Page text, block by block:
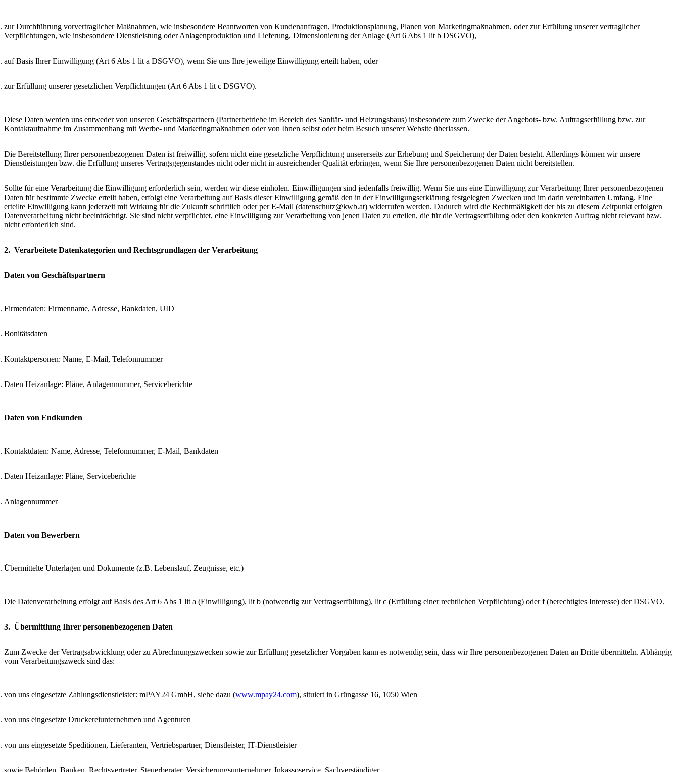
zur Durchführung vorvertraglicher Maßnahmen, wie insbesondere Beantworten von Kundenanfragen, Produktionsplanung, Planen von Marketingmaßnahmen, oder zur Erfüllung unserer vertraglicher
Verpflichtungen, wie insbesondere Dienstleistung oder Anlagenproduktion und Lieferung, Dimensionierung der Anlage (Art 6 Abs 1 lit b DSGVO),
auf Basis Ihrer Einwilligung (Art 6 Abs 1 lit a DSGVO), wenn Sie uns Ihre jeweilige Einwilligung erteilt haben, oder
zur Erfüllung unserer gesetzlichen Verpflichtungen (Art 6 Abs 1 lit c DSGVO).
Diese Daten werden uns entweder von unseren Geschäftspartnern (Partnerbetriebe im Bereich des Sanitär- und Heizungsbaus) insbesondere zum Zwecke der Angebots- bzw. Auftragserfüllung bzw. zur
Kontaktaufnahme im Zusammenhang mit Werbe- und Marketingmaßnahmen oder von Ihnen selbst oder beim Besuch unserer Website überlassen.
Die Bereitstellung Ihrer personenbezogenen Daten ist freiwillig, sofern nicht eine gesetzliche Verpflichtung unsererseits zur Erhebung und Speicherung der Daten besteht. Allerdings können wir unsere
Dienstleistungen bzw. die Erfüllung unseres Vertragsgegenstandes nicht oder nicht in ausreichender Qualität erbringen, wenn Sie Ihre personenbezogenen Daten nicht bereitstellen.
Sollte für eine Verarbeitung die Einwilligung erforderlich sein, werden wir diese einholen. Einwilligungen sind jedenfalls freiwillig. Wenn Sie uns eine Einwilligung zur Verarbeitung Ihrer personenbezogenen
Daten für bestimmte Zwecke erteilt haben, erfolgt eine Verarbeitung auf Basis dieser Einwilligung gemäß den in der Einwilligungserklärung festgelegten Zwecken und im darin vereinbarten Umfang. Eine
erteilte Einwilligung kann jederzeit mit Wirkung für die Zukunft schriftlich oder per E-Mail (datenschutz@kwb.at) widerrufen werden. Dadurch wird die Rechtmäßigkeit der bis zu diesem Zeitpunkt erfolgten
Datenverarbeitung nicht beeinträchtigt. Sie sind nicht verpflichtet, eine Einwilligung zur Verarbeitung von jenen Daten zu erteilen, die für die Vertragserfüllung oder den konkreten Auftrag nicht relevant bzw.
nicht erforderlich sind.
2. Verarbeitete Datenkategorien und Rechtsgrundlagen der Verarbeitung
Daten von Geschäftspartnern
Firmendaten: Firmenname, Adresse, Bankdaten, UID
Bonitätsdaten
Kontaktpersonen: Name, E-Mail, Telefonnummer
Daten Heizanlage: Pläne, Anlagennummer, Serviceberichte
Daten von Endkunden
Kontaktdaten: Name, Adresse, Telefonnummer, E-Mail, Bankdaten
Daten Heizanlage: Pläne, Serviceberichte
Anlagennummer
Daten von Bewerbern
Übermittelte Unterlagen und Dokumente (z.B. Lebenslauf, Zeugnisse, etc.)
Die Datenverarbeitung erfolgt auf Basis des Art 6 Abs 1 lit a (Einwilligung), lit b (notwendig zur Vertragserfüllung), lit c (Erfüllung einer rechtlichen Verpflichtung) oder f (berechtigtes Interesse) der DSGVO.
3. Übermittlung Ihrer personenbezogenen Daten
Zum Zwecke der Vertragsabwicklung oder zu Abrechnungszwecken sowie zur Erfüllung gesetzlicher Vorgaben kann es notwendig sein, dass wir Ihre personenbezogenen Daten an Dritte übermitteln. Abhängig
vom Verarbeitungszweck sind das:
von uns eingesetzte Zahlungsdienstleister: mPAY24 GmbH, siehe dazu (www.mpay24.com), situiert in Grüngasse 16, 1050 Wien
von uns eingesetzte Druckereiunternehmen und Agenturen
von uns eingesetzte Speditionen, Lieferanten, Vertriebspartner, Dienstleister, IT-Dienstleister
sowie Behörden, Banken, Rechtsvertreter, Steuerberater, Versicherungsunternehmer, Inkassoservice, Sachverständiger.